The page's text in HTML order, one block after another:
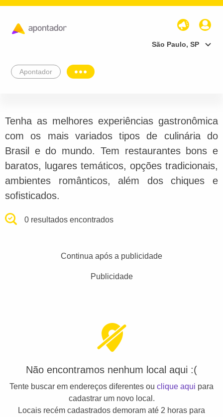
São Paulo, SP
Apontador
Tenha as melhores experiências gastronômica
com os mais variados tipos de culinária do
Brasil e do mundo. Tem restaurantes bons e
baratos, lugares temáticos, opções tradicionais,
ambientes românticos, além dos chiques e
sofisticados.
0 resultados encontrados
Continua após a publicidade
Publicidade
Não encontramos nenhum local aqui :(
Tente buscar em endereços diferentes ou clique aqui para
cadastrar um novo local.
Locais recém cadastrados demoram até 2 horas para